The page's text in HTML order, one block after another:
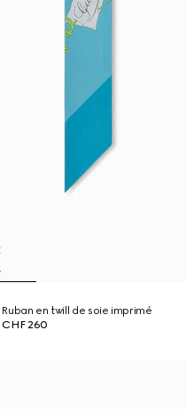
Ruban en twill de soie imprimé
CHF 260